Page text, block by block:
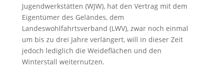
Jugendwerkstätten (WJW), hat den Vertrag mit dem
Eigentümer des Geländes, dem
Landeswohlfahrtsverband (LWV), zwar noch einmal
um bis zu drei Jahre verlängert, will in dieser Zeit
jedoch lediglich die Weideflächen und den
Winterstall weiternutzen.